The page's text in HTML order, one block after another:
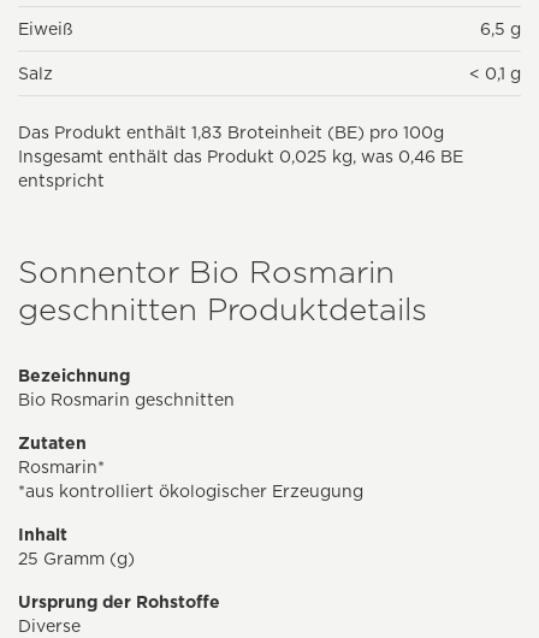
Eiweiß 6,5 g
Salz < 0,1 g
Das Produkt enthält 1,83 Broteinheit (BE) pro 100g
Insgesamt enthält das Produkt 0,025 kg, was 0,46 BE
entspricht
Sonnentor Bio Rosmarin
geschnitten Produktdetails
Bezeichnung
Bio Rosmarin geschnitten
Zutaten
Rosmarin*
*aus kontrolliert ökologischer Erzeugung
Inhalt
25 Gramm (g)
Ursprung der Rohstoffe
Diverse